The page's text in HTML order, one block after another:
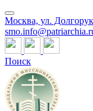
Москва, ул.
Поиск